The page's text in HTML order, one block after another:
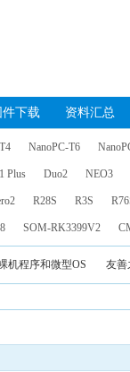
件下载 资料汇总
NanoPC-T6
Plus Duo2 NEO3
R28S R3S
SOM-RK3399V2
机程序和微型OS 友善